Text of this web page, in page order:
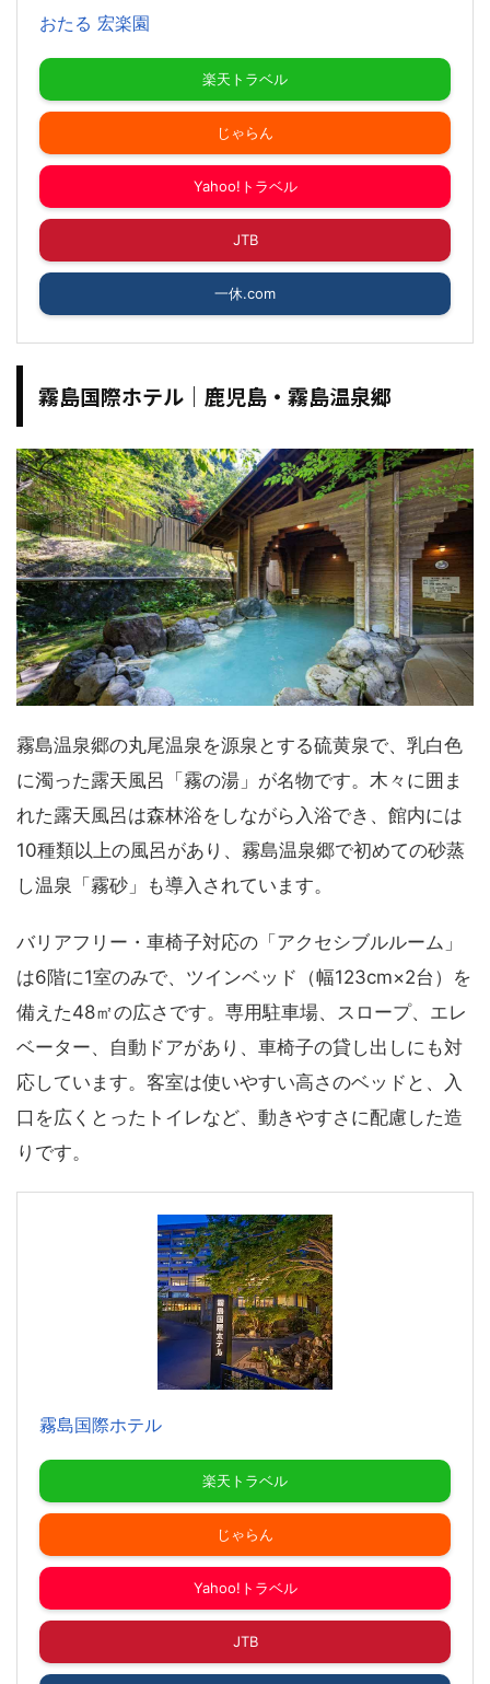
おたる 宏楽園
楽天トラベル
じゃらん
Yahoo!トラベル
JTB
一休.com
霧島国際ホテル｜鹿児島・霧島温泉郷
霧島温泉郷の丸尾温泉を源泉とする硫黄泉で、乳白色
に濁った露天風呂「霧の湯」が名物です。木々に囲ま
れた露天風呂は森林浴をしながら入浴でき、館内には
10種類以上の風呂があり、霧島温泉郷で初めての砂蒸
し温泉「霧砂」も導入されています。
バリアフリー・車椅子対応の「アクセシブルルーム」
は6階に1室のみで、ツインベッド（幅123cm×2台）を
備えた48㎡の広さです。専用駐車場、スロープ、エレ
ベーター、自動ドアがあり、車椅子の貸し出しにも対
応しています。客室は使いやすい高さのベッドと、入
口を広くとったトイレなど、動きやすさに配慮した造
りです。
霧島国際ホテル
楽天トラベル
じゃらん
Yahoo!トラベル
JTB